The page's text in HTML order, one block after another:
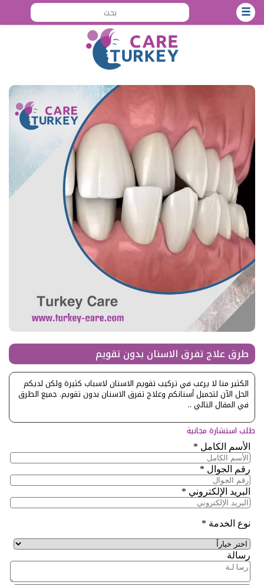
طرق علاج تفرق الاسنان بدون تقويم
الكثير منا لا يرغب في تركيب تقويم الاسنان لاسباب كثيرة ولكن لديكم
الحل الآن لتجميل أسنانكم وعلاج تفرق الاسنان بدون تقويم. جميع الطرق
في المقال التالي ..
طلب استشارة مجانية